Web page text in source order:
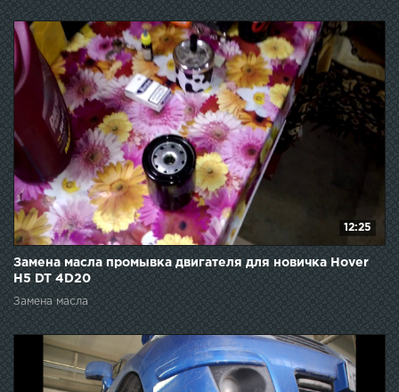
12:25
Замена масла промывка двигателя для новичка Hover
H5 DT 4D20
Замена масла